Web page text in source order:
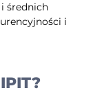
średnich
i